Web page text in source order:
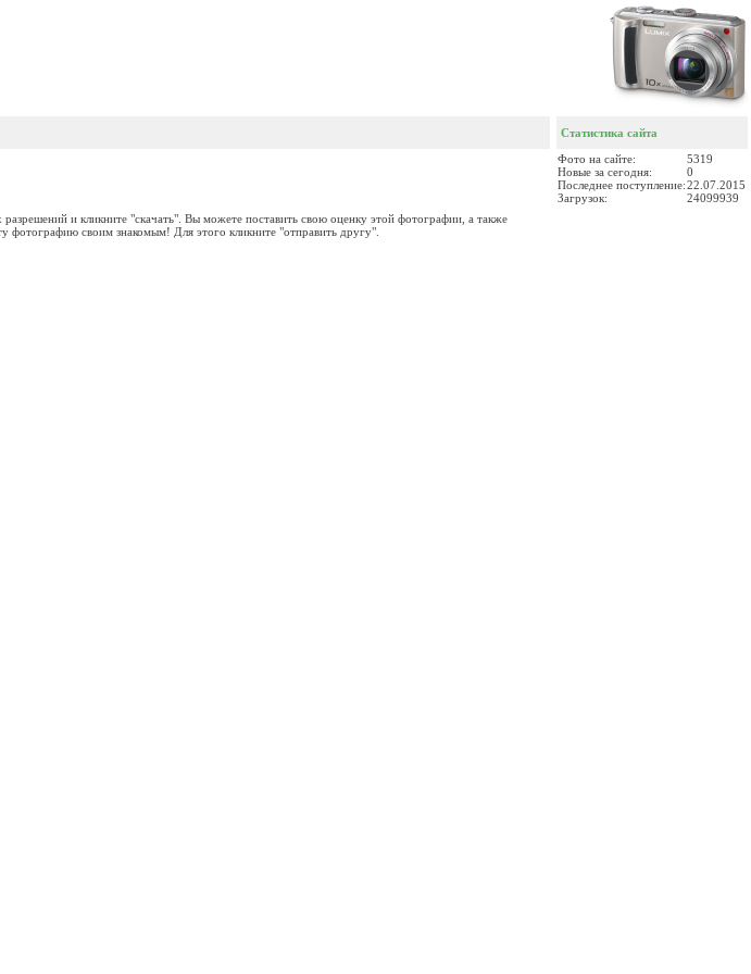
и кликните "скачать". Вы можете поставить свою оценку этой фотографии, а также
фотографию своим знакомым! Для этого кликните "отправить другу".
Статистика сайта
Фото на сайте:
5319
Новые за сегодня:
0
Последнее поступление:22.07.2015
Загрузок:
24099939